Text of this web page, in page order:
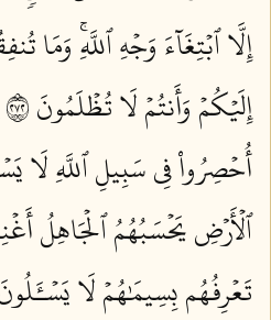
إِلَّا ٱبۡتِغَآءَ وَجۡهِ ٱللَّهِۚ وَمَا
إِلَيۡكُمۡ وَأَنتُمۡ لَا تُظۡلَمُونَ ٢٧٢
أُحۡصِرُواْ فِي سَبِيلِ ٱللَّهِ لَا
ٱلۡأَرۡضِ يَحۡسَبُهُمُ ٱلۡجَاهِلُ
تَعۡرِفُهُم بِسِيمَٰهُمۡ لَا